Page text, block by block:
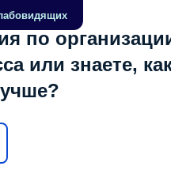
по
или знаете,